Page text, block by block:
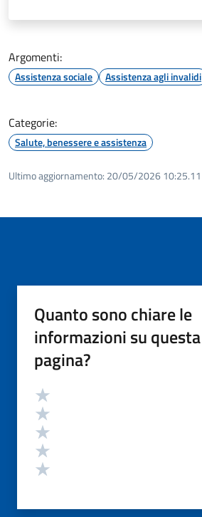
Argomenti:
Assistenza sociale Assistenza agli invalidi
Categorie:
Salute, benessere e assistenza
Ultimo aggiornamento: 20/05/2026 10:25.11
Quanto sono chiare le
informazioni su questa
pagina?
Valutazione